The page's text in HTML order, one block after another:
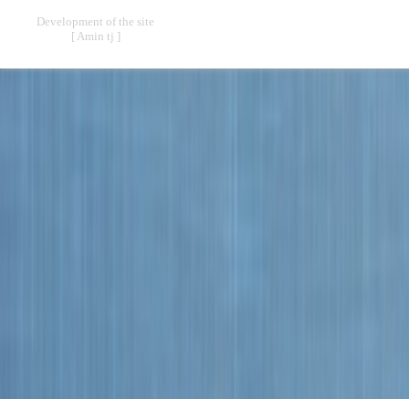
Development of the site
[ Amin tj ]